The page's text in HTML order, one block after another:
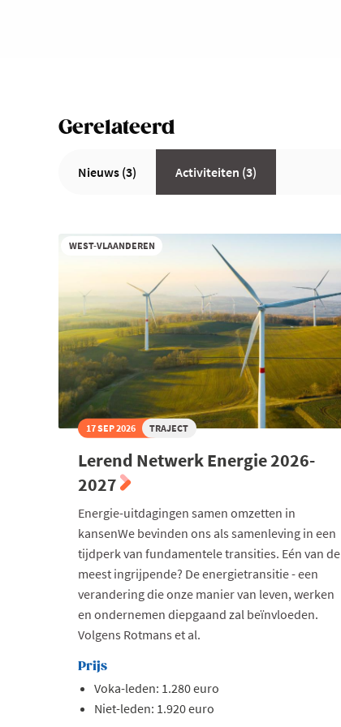
Gerelateerd
Nieuws (3) Activiteiten (3)
WEST-VLAANDEREN
17 SEP 2026 TRAJECT
Lerend Netwerk Energie 2026-
2027
Energie-uitdagingen samen omzetten in
kansenWe bevinden ons als samenleving in een
tijdperk van fundamentele transities. Eén van de
meest ingrijpende? De energietransitie - een
verandering die onze manier van leven, werken
en ondernemen diepgaand zal beïnvloeden.
Volgens Rotmans et al.
Prijs
Voka-leden: 1.280 euro
Niet-leden: 1.920 euro